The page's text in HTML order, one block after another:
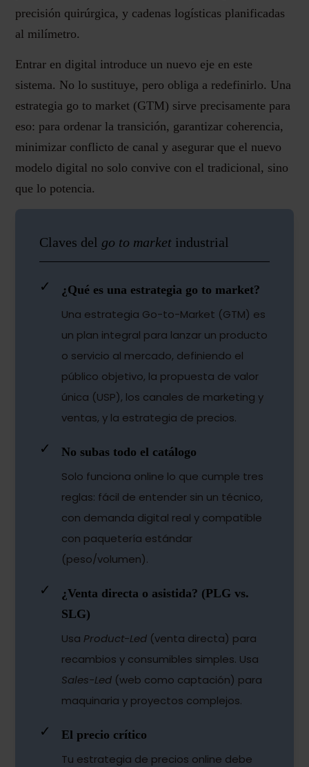
precisión quirúrgica, y cadenas logísticas planificadas
al milímetro.
Entrar en digital introduce un nuevo eje en este
sistema. No lo sustituye, pero obliga a redefinirlo. Una
estrategia go to market (GTM) sirve precisamente para
eso: para ordenar la transición, garantizar coherencia,
minimizar conflicto de canal y asegurar que el nuevo
modelo digital no solo convive con el tradicional, sino
que lo potencia.
Claves del go to market industrial
✓ ¿Qué es una estrategia go to market?
Una estrategia Go-to-Market (GTM) es
un plan integral para lanzar un producto
o servicio al mercado, definiendo el
público objetivo, la propuesta de valor
única (USP), los canales de marketing y
ventas, y la estrategia de precios.
✓ No subas todo el catálogo
Solo funciona online lo que cumple tres
reglas: fácil de entender sin un técnico,
con demanda digital real y compatible
con paquetería estándar
(peso/volumen).
✓
¿Venta directa o asistida? (PLG vs.
SLG)
UsaProduct-Led (venta directa) para
recambios y consumibles simples. Usa
Sales-Led (web como captación) para
maquinaria y proyectos complejos.
✓ El precio crítico
Tu estrategia de precios online debe